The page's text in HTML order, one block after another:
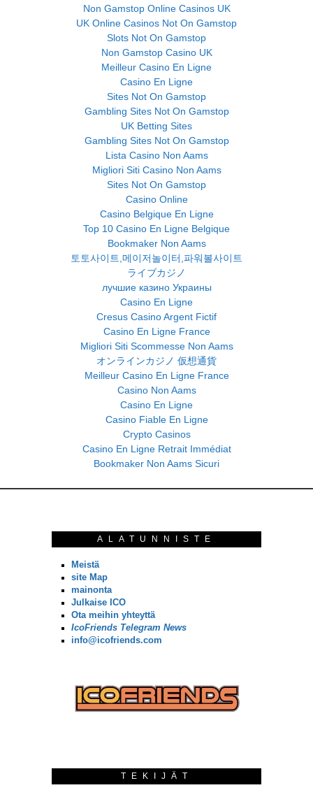
Non Gamstop Online Casinos UK
UK Online Casinos Not On Gamstop
Slots Not On Gamstop
Non Gamstop Casino UK
Meilleur Casino En Ligne
Casino En Ligne
Sites Not On Gamstop
Gambling Sites Not On Gamstop
UK Betting Sites
Gambling Sites Not On Gamstop
Lista Casino Non Aams
Migliori Siti Casino Non Aams
Sites Not On Gamstop
Casino Online
Casino Belgique En Ligne
Top 10 Casino En Ligne Belgique
Bookmaker Non Aams
토토사이트,메이저놀이터,파워볼사이트
ライブカジノ
лучшие казино Украины
Casino En Ligne
Cresus Casino Argent Fictif
Casino En Ligne France
Migliori Siti Scommesse Non Aams
オンラインカジノ 仮想通貨
Meilleur Casino En Ligne France
Casino Non Aams
Casino En Ligne
Casino Fiable En Ligne
Crypto Casinos
Casino En Ligne Retrait Immédiat
Bookmaker Non Aams Sicuri
ALATUNNISTE
Meistä
site Map
mainonta
Julkaise ICO
Ota meihin yhteyttä
IcoFriends Telegram News
info@icofriends.com
TEKIJÄT